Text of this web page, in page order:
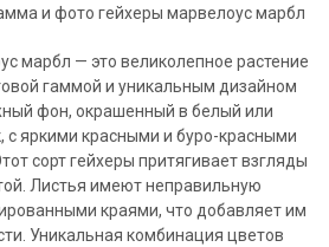
и фото гейхеры марвелоус марбл
марбл — это великолепное растение
гаммой и уникальным дизайном
фон, окрашенный в белый или
с яркими красными и буро-красными
сорт гейхеры притягивает взгляды
Листья имеют неправильную
краями, что добавляет им
Уникальная комбинация цветов